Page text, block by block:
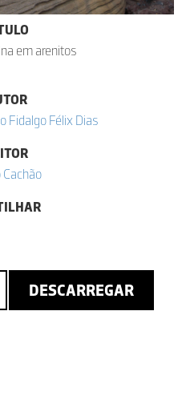
em arenitos
Fidalgo Félix Dias
DESCARREGAR